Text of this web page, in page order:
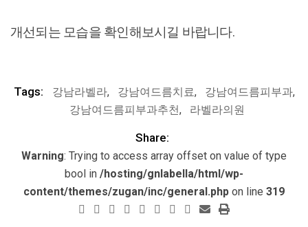
개선되는 모습을 확인해보시길 바랍니다.
Tags: 강남라벨라, 강남여드름치료, 강남여드름피부과,
강남여드름피부과추천, 라벨라의원
Share:
Warning: Trying to access array offset on value of type
bool in /hosting/gnlabella/html/wp-
content/themes/zugan/inc/general.php on line 319